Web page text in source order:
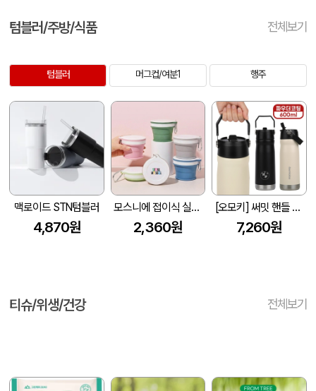
텀블러/주방/식품 전체보기
텀블러 머그컵/여분1 행주
맥로이드 STN텀블러
4,870원
모스니에 접이식 실리콘컵 텀블러
2,360원
[오모키] 써밋 핸들 텀블러 600ml
7,260원
티슈/위생/건강 전체보기